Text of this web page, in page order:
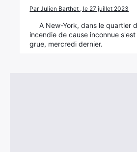
Par Julien Barthet , le 27 juillet 2023
A New-York, dans le quartier
incendie de cause inconnue
grue, mercredi dernier.